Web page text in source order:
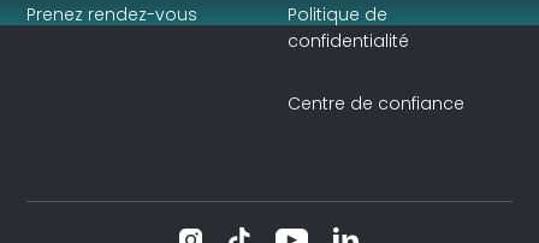
Prenez rendez-vous
Politique de
confidentialité
Centre de confiance